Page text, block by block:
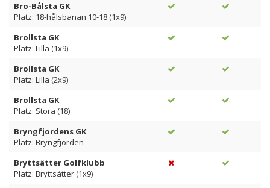
Bro-Bålsta GK
Platz: 18-hålsbanan 10-18 (1x9)
Brollsta GK
Platz: Lilla (1x9)
Brollsta GK
Platz: Lilla (2x9)
Brollsta GK
Platz: Stora (18)
Bryngfjordens GK
Platz: Bryngfjorden
Bryttsätter Golfklubb
Platz: Bryttsätter (1x9)